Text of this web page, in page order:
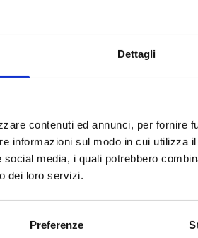
Dettagli
contenuti ed annunci, per fornire
informazioni sul modo in cui utilizza
media, i quali potrebbero
dei loro servizi.
Preferenze
e della creazione
macchine e strumentazioni
lavoro
Imprenditoria femminile
alle imprese Imprese
Liberi